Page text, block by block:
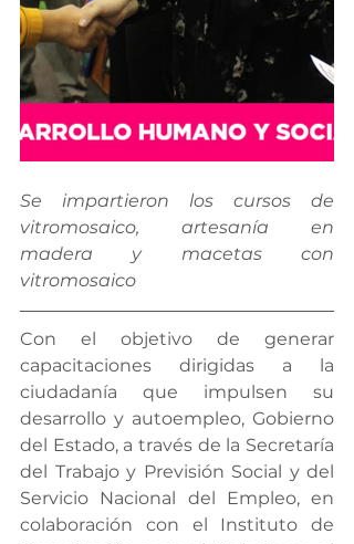
Se impartieron los cursos de
vitromosaico, artesanía en
madera y macetas con
vitromosaico
Con el objetivo de generar
capacitaciones dirigidas a la
ciudadanía que impulsen su
desarrollo y autoempleo, Gobierno
del Estado, a través de la Secretaría
del Trabajo y Previsión Social y del
Servicio Nacional del Empleo, en
colaboración con el Instituto de